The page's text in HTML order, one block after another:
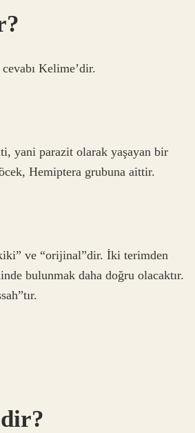
Kelime’dir.
yani parazit olarak yaşayan bir
Hemiptera grubuna aittir.
ve “orijinal”dir. İki terimden
bulunmak daha doğru olacaktır.